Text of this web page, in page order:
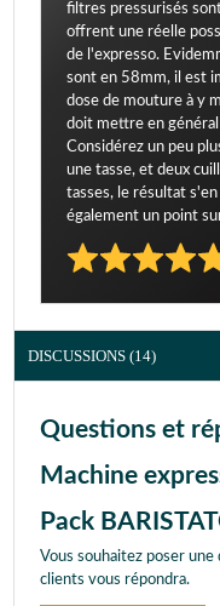
filtres pressurisés
offrent une réelle
de l'expresso.
sont en 58mm, il est
dose de mouture à y
doit mettre en général
Considérez un peu
une tasse, et deux
tasses, le résultat
également un point
DISCUSSIONS (14)
Questions et
Machine
Pack
Vous souhaitez poser
clients vous répondra.